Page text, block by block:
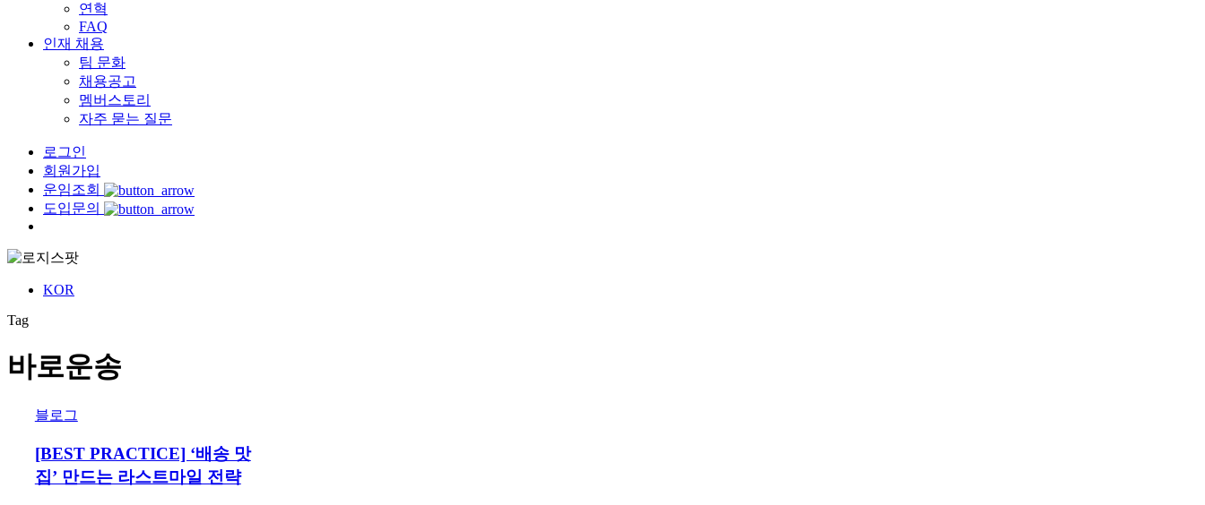
연혁
FAQ
인재 채용
팀 문화
채용공고
멤버스토리
자주 묻는 질문
로그인
회원가입
운임조회
도입문의
KOR
Tag
바로운송
[BEST
‘배
송
맛
블로그
[BEST PRACTICE] ‘배송 맛
집’ 만드는 라스트마일 전략